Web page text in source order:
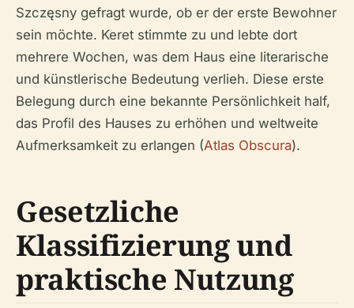
Szczęsny gefragt wurde, ob er der erste Bewohner
sein möchte. Keret stimmte zu und lebte dort
mehrere Wochen, was dem Haus eine literarische
und künstlerische Bedeutung verlieh. Diese erste
Belegung durch eine bekannte Persönlichkeit half,
das Profil des Hauses zu erhöhen und weltweite
Aufmerksamkeit zu erlangen (Atlas Obscura).
Gesetzliche
Klassifizierung und
praktische Nutzung